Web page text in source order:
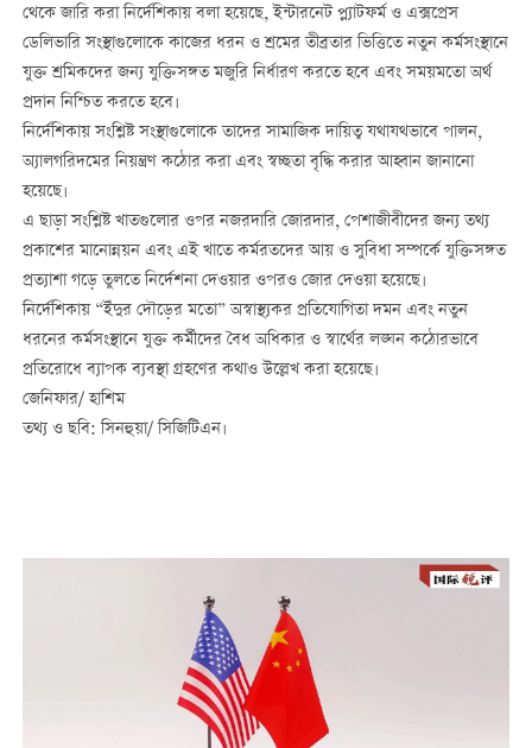
থেকে জারি করা নির্দেশিকায় বলা হয়েছে, ইন্টারনেট প্ল্যাটফর্ম ও এক্সপ্রেস
ডেলিভারি সংস্থাগুলোকে কাজের ধরন ও শ্রমের তীব্রতার ভিত্তিতে নতুন কর্মসংস্থানে
যুক্ত শ্রমিকদের জন্য যুক্তিসঙ্গত মজুরি নির্ধারণ করতে হবে এবং সময়মতো অর্থ
প্রদান নিশ্চিত করতে হবে।
নির্দেশিকায় সংশ্লিষ্ট সংস্থাগুলোকে তাদের সামাজিক দায়িত্ব যথাযথভাবে পালন,
অ্যালগরিদমের নিয়ন্ত্রণ কঠোর করা এবং স্বচ্ছতা বৃদ্ধি করার আহ্বান জানানো
হয়েছে।
এ ছাড়া সংশ্লিষ্ট খাতগুলোর ওপর নজরদারি জোরদার, পেশাজীবীদের জন্য তথ্য
প্রকাশের মানোন্নয়ন এবং এই খাতে কর্মরতদের আয় ও সুবিধা সম্পর্কে যুক্তিসঙ্গত
প্রত্যাশা গড়ে তুলতে নির্দেশনা দেওয়ার ওপরও জোর দেওয়া হয়েছে।
নির্দেশিকায় “ইঁদুর দৌড়ের মতো” অস্বাস্থ্যকর প্রতিযোগিতা দমন এবং নতুন
ধরনের কর্মসংস্থানে যুক্ত কর্মীদের বৈধ অধিকার ও স্বার্থের লঙ্ঘন কঠোরভাবে
প্রতিরোধে ব্যাপক ব্যবস্থা গ্রহণের কথাও উল্লেখ করা হয়েছে।
জেনিফার/ হাশিম
তথ্য ও ছবি: সিনহুয়া/ সিজিটিএন।